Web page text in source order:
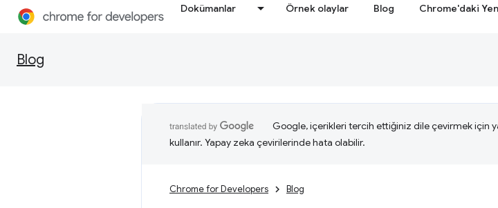
Dokümanlar Örnek olaylar Blog Chrome'daki
Blog
Google, içerikleri tercih ettiğiniz dile çevirmek için
kullanır. Yapay zeka çevirilerinde hata olabilir.
Chrome for Developers Blog